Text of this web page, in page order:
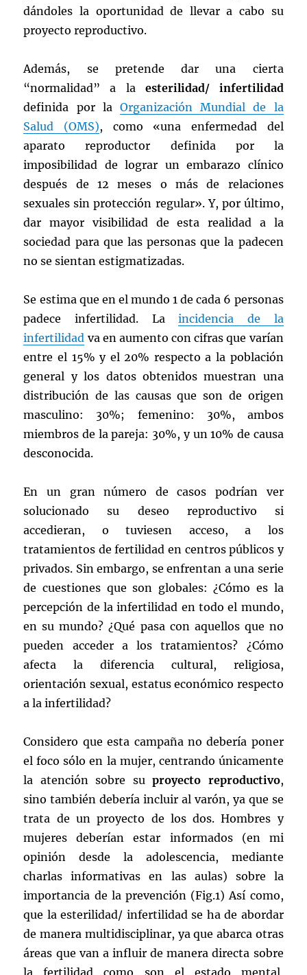
dándoles la oportunidad de llevar a cabo su
proyecto reproductivo.
Además, se pretende dar una cierta
“normalidad” a la esterilidad/ infertilidad
definida por la Organización Mundial de la
Salud (OMS), como «una enfermedad del
aparato reproductor definida por la
imposibilidad de lograr un embarazo clínico
después de 12 meses o más de relaciones
sexuales sin protección regular». Y, por último,
dar mayor visibilidad de esta realidad a la
sociedad para que las personas que la padecen
no se sientan estigmatizadas.
Se estima que en el mundo 1 de cada 6 personas
padece infertilidad. Laincidencia de la
infertilidad va en aumento con cifras que varían
entre el 15% y el 20% respecto a la población
general y los datos obtenidos muestran una
distribución de las causas que son de origen
masculino: 30%; femenino: 30%, ambos
miembros de la pareja: 30%, y un 10% de causa
desconocida.
En un gran número de casos podrían ver
solucionado su deseo reproductivo si
accedieran, o tuviesen acceso, a los
tratamientos de fertilidad en centros públicos y
privados. Sin embargo, se enfrentan a una serie
de cuestiones que son globales: ¿Cómo es la
percepción de la infertilidad en todo el mundo,
en su mundo? ¿Qué pasa con aquellos que no
pueden acceder a los tratamientos? ¿Cómo
afecta la diferencia cultural, religiosa,
orientación sexual, estatus económico respecto
a la infertilidad?
Considero que esta campaña no debería poner
el foco sólo en la mujer, centrando únicamente
la atención sobre suproyecto reproductivo,
sino también debería incluir al varón, ya que se
trata de un proyecto de los dos. Hombres y
mujeres deberían estar informados (en mi
opinión desde la adolescencia, mediante
charlas informativas en las aulas) sobre la
importancia de la prevención (Fig.1) Así como,
que la esterilidad/ infertilidad se ha de abordar
de manera multidisciplinar, ya que abarca otras
áreas que van a influir de manera directa sobre